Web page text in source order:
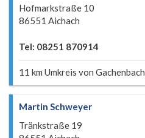
Hofmarkstraße 10
86551 Aichach
Tel: 08251 870914
11 km Umkreis von Gachenbach
Martin Schweyer
Tränkstraße 19